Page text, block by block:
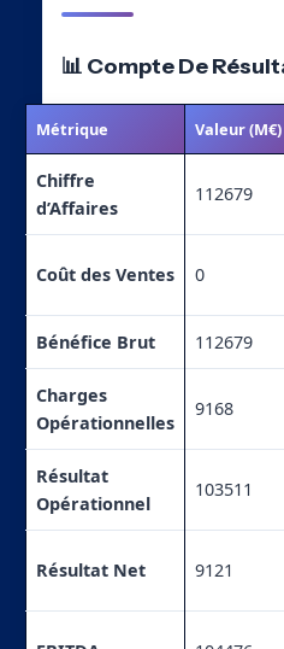
📊 Compte De
Métrique Valeur (M€)
Chiffre
d’Affaires
112679
Coût des Ventes 0
Bénéfice Brut 112679
Charges
Opérationnelles
9168
Résultat
Opérationnel
103511
Résultat Net 9121